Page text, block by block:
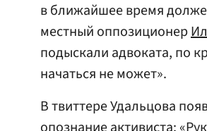
в ближайшее время
местный оппозиционер
подыскали адвоката, по
начаться не может».
В твиттере Удальцова